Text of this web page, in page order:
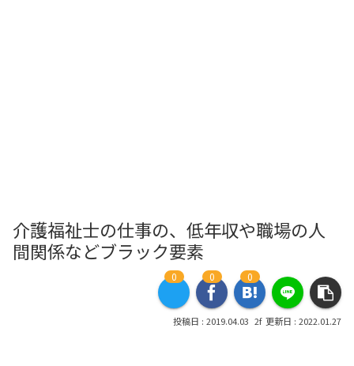
介護福祉士の仕事の、低年収や職場の人
間関係などブラック要素
0 0 0
2019.04.03 2022.01.27